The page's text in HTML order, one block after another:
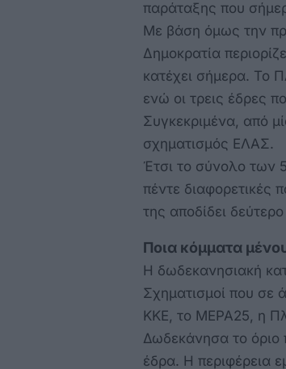
παράταξης που
Με βάση όμως την
Δημοκρατία
κατέχει σήμερα. Το
ενώ οι τρεις έδρες
Συγκεκριμένα, από
σχηματισμός ΕΛΑΣ.
Έτσι το σύνολο των
πέντε διαφορετικές
της αποδίδει
Ποια κόμματα
Η δωδεκανησιακή
Σχηματισμοί που σε
ΚΚΕ, το ΜΕΡΑ25, η
Δωδεκάνησα το όριο
έδρα. Η περιφέρεια